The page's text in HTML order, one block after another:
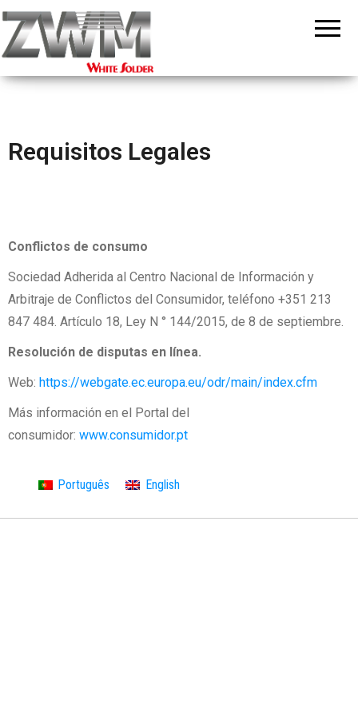
Requisitos Legales
Conflictos de consumo
Sociedad Adherida al Centro Nacional de Información y
Arbitraje de Conflictos del Consumidor, teléfono +351 213
847 484. Artículo 18, Ley N ° 144/2015, de 8 de septiembre.
Resolución de disputas en línea.
Web: https://webgate.ec.europa.eu/odr/main/index.cfm
Más información en el Portal del
consumidor: www.consumidor.pt
Português English